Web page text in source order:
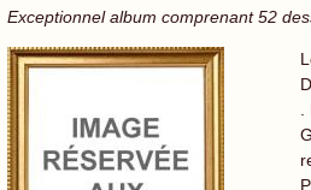
Exceptionnel album comprenant 52